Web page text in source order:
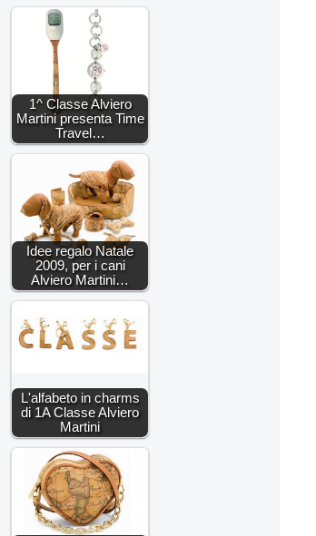
1^ Classe Alviero
Martini presenta Time
Travel…
Idee regalo Natale
2009, per i cani
Alviero Martini…
L'alfabeto in charms
di 1A Classe Alviero
Martini